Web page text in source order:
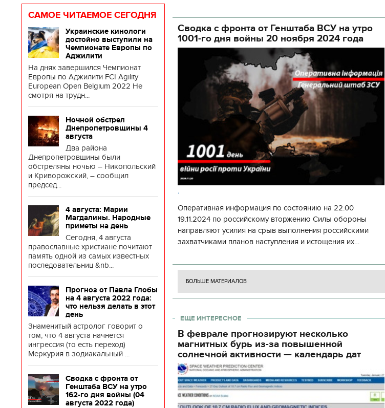
САМОЕ ЧИТАЕМОЕ СЕГОДНЯ
Украинские кинологи
достойно выступили на
Чемпионате Европы по
Аджилити
На днях завершился Чемпионат
Европы по Аджилити FCI Agility
European Open Belgium 2022 Не
смотря на трудн...
Ночной обстрел
Днепропетровщины 4
августа
Два района
Днепропетровщины были
обстреляны ночью – Никопольский
и Криворожский, – сообщил
председ...
4 августа: Марии
Магдалины. Народные
приметы на день
Сегодня, 4 августа
православные христиане почитают
память одной из самых известных
последовательниц &nb...
Прогноз от Павла Глобы
на 4 августа 2022 года:
что нельзя делать в этот
день
Знаменитый астролог говорит о
том, что 4 августа начнется
ингрессия (то есть переход)
Меркурия в зодиакальный ...
Сводка с фронта от
Генштаба ВСУ на утро
162-го дня войны (04
августа 2022 года)
государственной а
Сводка с фронта от Генштаба ВСУ на утро
1001-го дня войны 20 ноября 2024 года
.
Оперативная информация по состоянию на 22.00
19.11.2024 по российскому вторжению Силы обороны
направляют усилия на срыв выполнения российскими
захватчиками планов наступления и истощения их
боевых ст
БОЛЬШЕ МАТЕРИАЛОВ
ЕЩЕ ИНТЕРЕСНОЕ
В феврале прогнозируют несколько
магнитных бурь из-за повышенной
солнечной активности — календарь дат